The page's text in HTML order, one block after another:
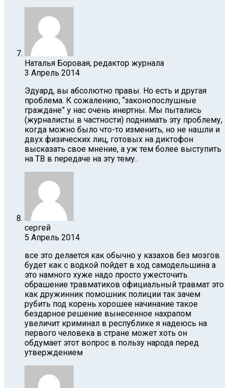
Наталья Боровая, редактор журнала
3 Апрель 2014
Эдуард, вы абсолютно правы. Но есть и другая
проблема. К сожалению, “законопослушные
граждане” у нас очень инертны. Мы пытались
(журналисты в частности) поднимать эту проблему,
когда можно было что-то изменить, но не нашли и
двух физических лиц, готовых на диктофон
высказать свое мнение, а уж тем более выступить
на ТВ в передаче на эту тему..
сергей
5 Апрель 2014
все это делается как обычно у казахов без мозгов
будет как с водкой пойдет в ход самодельшина а
это намного хуже надо просто ужесточить
обрашение травматиков официальный травмат это
как дружинник помошник полиции так зачем
рубить под корень хорошее начинание такое
бездарное решение вынесенное нахрапом
увеличит криминал в республике я надеюсь на
первого человека в стране может хоть он
обдумает этот вопрос в пользу народа перед
утверждением